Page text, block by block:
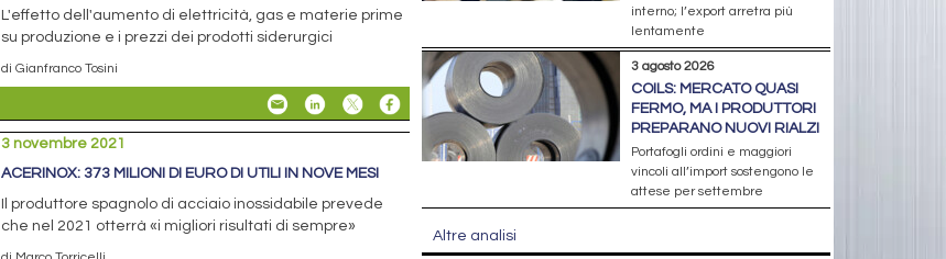
L'effetto dell'aumento di elettricità, gas e materie prime
su produzione e i prezzi dei prodotti siderurgici
di Gianfranco Tosini
3 novembre 2021
ACERINOX: 373 MILIONI DI EURO DI UTILI IN NOVE MESI
Il produttore spagnolo di acciaio inossidabile prevede
che nel 2021 otterrà «i migliori risultati di sempre»
interno; l’export arretra più
lentamente
3 agosto 2026
COILS: MERCATO QUASI
FERMO, MA I PRODUTTORI
PREPARANO NUOVI RIALZI
Portafogli ordini e maggiori
vincoli all’import sostengono le
attese per settembre
Altre analisi